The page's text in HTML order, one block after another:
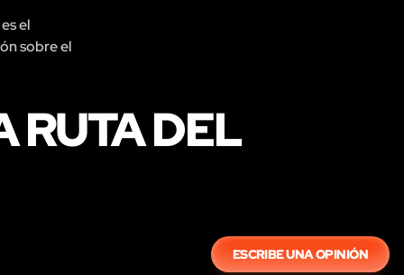
el
sobre el
RUTA DEL
ESCRIBE UNA OPINIÓN